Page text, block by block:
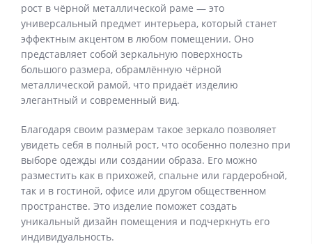
рост в чёрной металлической раме — это
универсальный предмет интерьера, который станет
эффектным акцентом в любом помещении. Оно
представляет собой зеркальную поверхность
большого размера, обрамлённую чёрной
металлической рамой, что придаёт изделию
элегантный и современный вид.
Благодаря своим размерам такое зеркало позволяет
увидеть себя в полный рост, что особенно полезно при
выборе одежды или создании образа. Его можно
разместить как в прихожей, спальне или гардеробной,
так и в гостиной, офисе или другом общественном
пространстве. Это изделие поможет создать
уникальный дизайн помещения и подчеркнуть его
индивидуальность.